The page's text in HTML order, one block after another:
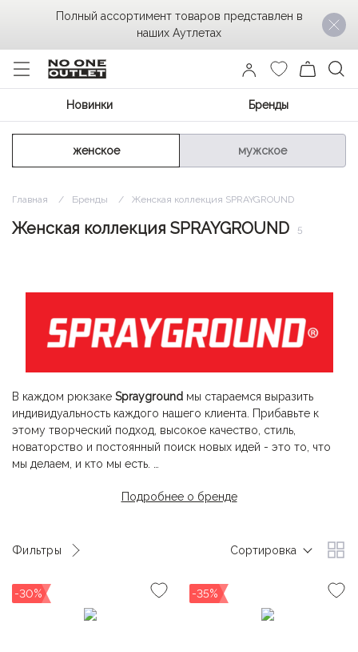
Новинки Бренды
женское мужское
Главная Бренды Женская коллекция SPRAYGROUND
Женская коллекция SPRAYGROUND 5
В каждом рюкзаке Sprayground мы стараемся выразить
индивидуальность каждого нашего клиента. Прибавьте к
этому творческий подход, высокое качество, стиль,
новаторство и постоянный поиск новых идей - это то, что
мы делаем, и кто мы есть.
превратился в глобальный бренд,
творчества.
Подробнее о бренде
Фильтры Сортировка
-30% -35%
Полный ассортимент товаров представлен в
наших Аутлетах